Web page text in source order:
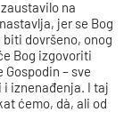
na
jer se Bog
biti dovršeno, onog
Bog izgovoriti
– sve
i iznenađenja. I taj
ćemo, dà, ali od